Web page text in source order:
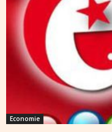
Economie